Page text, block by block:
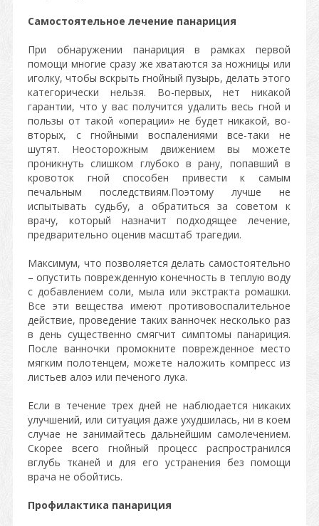
Самостоятельное лечение панариция
При обнаружении панариция в рамках первой
помощи многие сразу же хватаются за ножницы или
иголку, чтобы вскрыть гнойный пузырь, делать этого
категорически нельзя. Во-первых, нет никакой
гарантии, что у вас получится удалить весь гной и
пользы от такой «операции» не будет никакой, во-
вторых, с гнойными воспалениями все-таки не
шутят. Неосторожным движением вы можете
проникнуть слишком глубоко в рану, попавший в
кровоток гной способен привести к самым
печальным последствиям.Поэтому лучше не
испытывать судьбу, а обратиться за советом к
врачу, который назначит подходящее лечение,
предварительно оценив масштаб трагедии.
Максимум, что позволяется делать самостоятельно
– опустить поврежденную конечность в теплую воду
с добавлением соли, мыла или экстракта ромашки.
Все эти вещества имеют противовоспалительное
действие, проведение таких ванночек несколько раз
в день существенно смягчит симптомы панариция.
После ванночки промокните поврежденное место
мягким полотенцем, можете наложить компресс из
листьев алоэ или печеного лука.
Если в течение трех дней не наблюдается никаких
улучшений, или ситуация даже ухудшилась, ни в коем
случае не занимайтесь дальнейшим самолечением.
Скорее всего гнойный процесс распространился
вглубь тканей и для его устранения без помощи
врача не обойтись.
Профилактика панариция